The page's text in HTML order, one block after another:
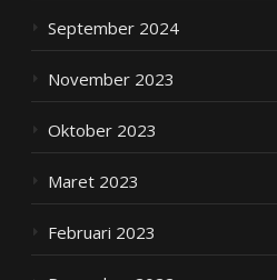
September 2024
November 2023
Oktober 2023
Maret 2023
Februari 2023